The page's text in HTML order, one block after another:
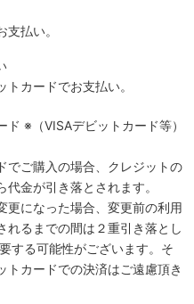
払い。
カードでお支払い。
ド ※（VISAデビットカード等）
でご購入の場合、クレジットの
金が引き落とされます。
更になった場合、変更前の利用
れるまでの間は２重引き落とし
する可能性がございます。そ
トカードでの決済はご遠慮頂き